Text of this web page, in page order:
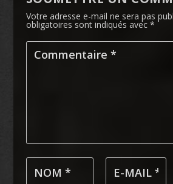
Votre adresse e-mail ne sera pas
obligatoires sont indiqués avec *